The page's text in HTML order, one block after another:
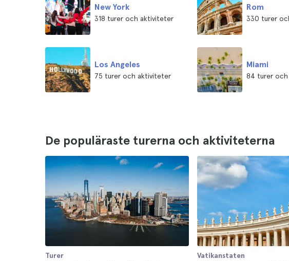
New York
318 turer och aktiviteter
Rom
330 turer
Los Angeles
75 turer och aktiviteter
Miami
84 turer
De populäraste turerna och aktiviteterna
Turer Vatikanstaten